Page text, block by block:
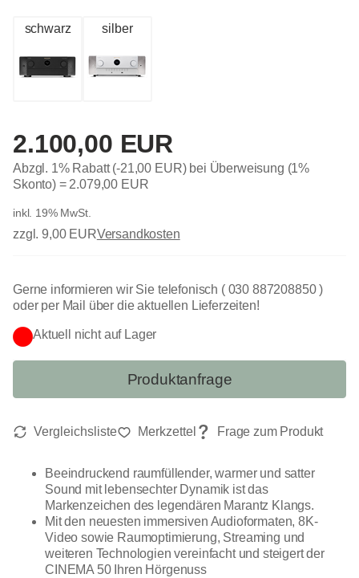
Beeindruckend raumfüllender, warmer und satter
Sound mit lebensechter Dynamik ist das
Markenzeichen des legendären Marantz Klangs.
Mit den neuesten immersiven Audioformaten, 8K-
Video sowie Raumoptimierung, Streaming und
weiteren Technologien vereinfacht und steigert der
CINEMA 50 Ihren Hörgenuss
schwarz silber
2.100,00 EUR
Abzgl. 1% Rabatt (-21,00 EUR) bei Überweisung (1%
Skonto) = 2.079,00 EUR
inkl. 19% MwSt.
zzgl. 9,00 EURVersandkosten
Aktuell nicht auf Lager
Gerne informieren wir Sie telefonisch ( 030 887208850 )
oder per Mail über die aktuellen Lieferzeiten!
Produktanfrage